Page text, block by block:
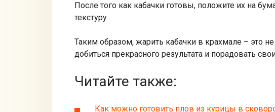
После того как кабачки готовы, положите их на
текстуру.
Таким образом, жарить кабачки в крахмале –
добиться прекрасного результата и порадовать
Читайте также:
Как можно готовить плов из курицы в